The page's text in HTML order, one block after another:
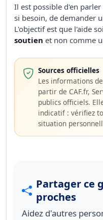
Il est possible d'en
si besoin, de demander
L'objectif est que l'aide
soutien et non comme
Sources officielles
Les informations
partir de CAF.fr,
publics officiels.
indicatif : vérifiez
situation
Partager ce
proches
Aidez d'autres